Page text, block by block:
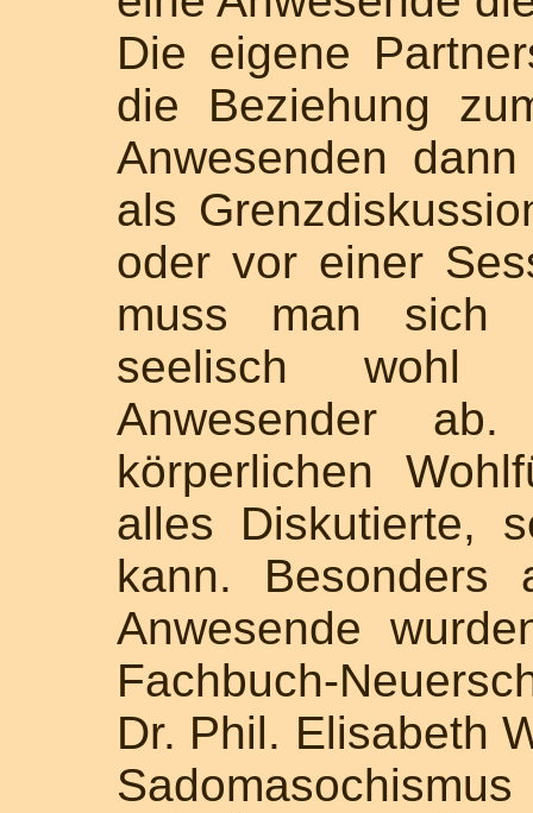
Die eigene
die Beziehung
Anwesenden
als
oder vor einer
muss man sich
seelisch wohl
Anwesender
körperlichen
alles Diskutierte,
kann. Besonders
Anwesende
Fachbuch-
Dr. Phil. Elisabeth